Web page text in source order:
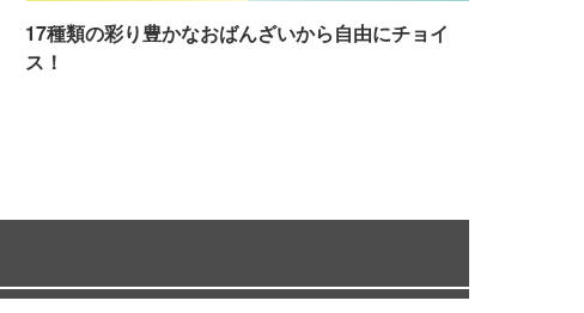
17種類の彩り豊かなおばんざいから自由にチョイ
ス！